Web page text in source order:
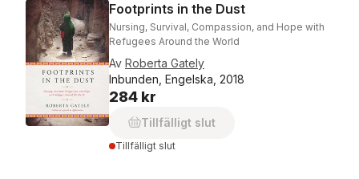
Footprints in the Dust
Nursing, Survival, Compassion, and Hope with
Refugees Around the World
Av Roberta Gately
Inbunden, Engelska, 2018
284 kr
Tillfälligt slut
Tillfälligt slut